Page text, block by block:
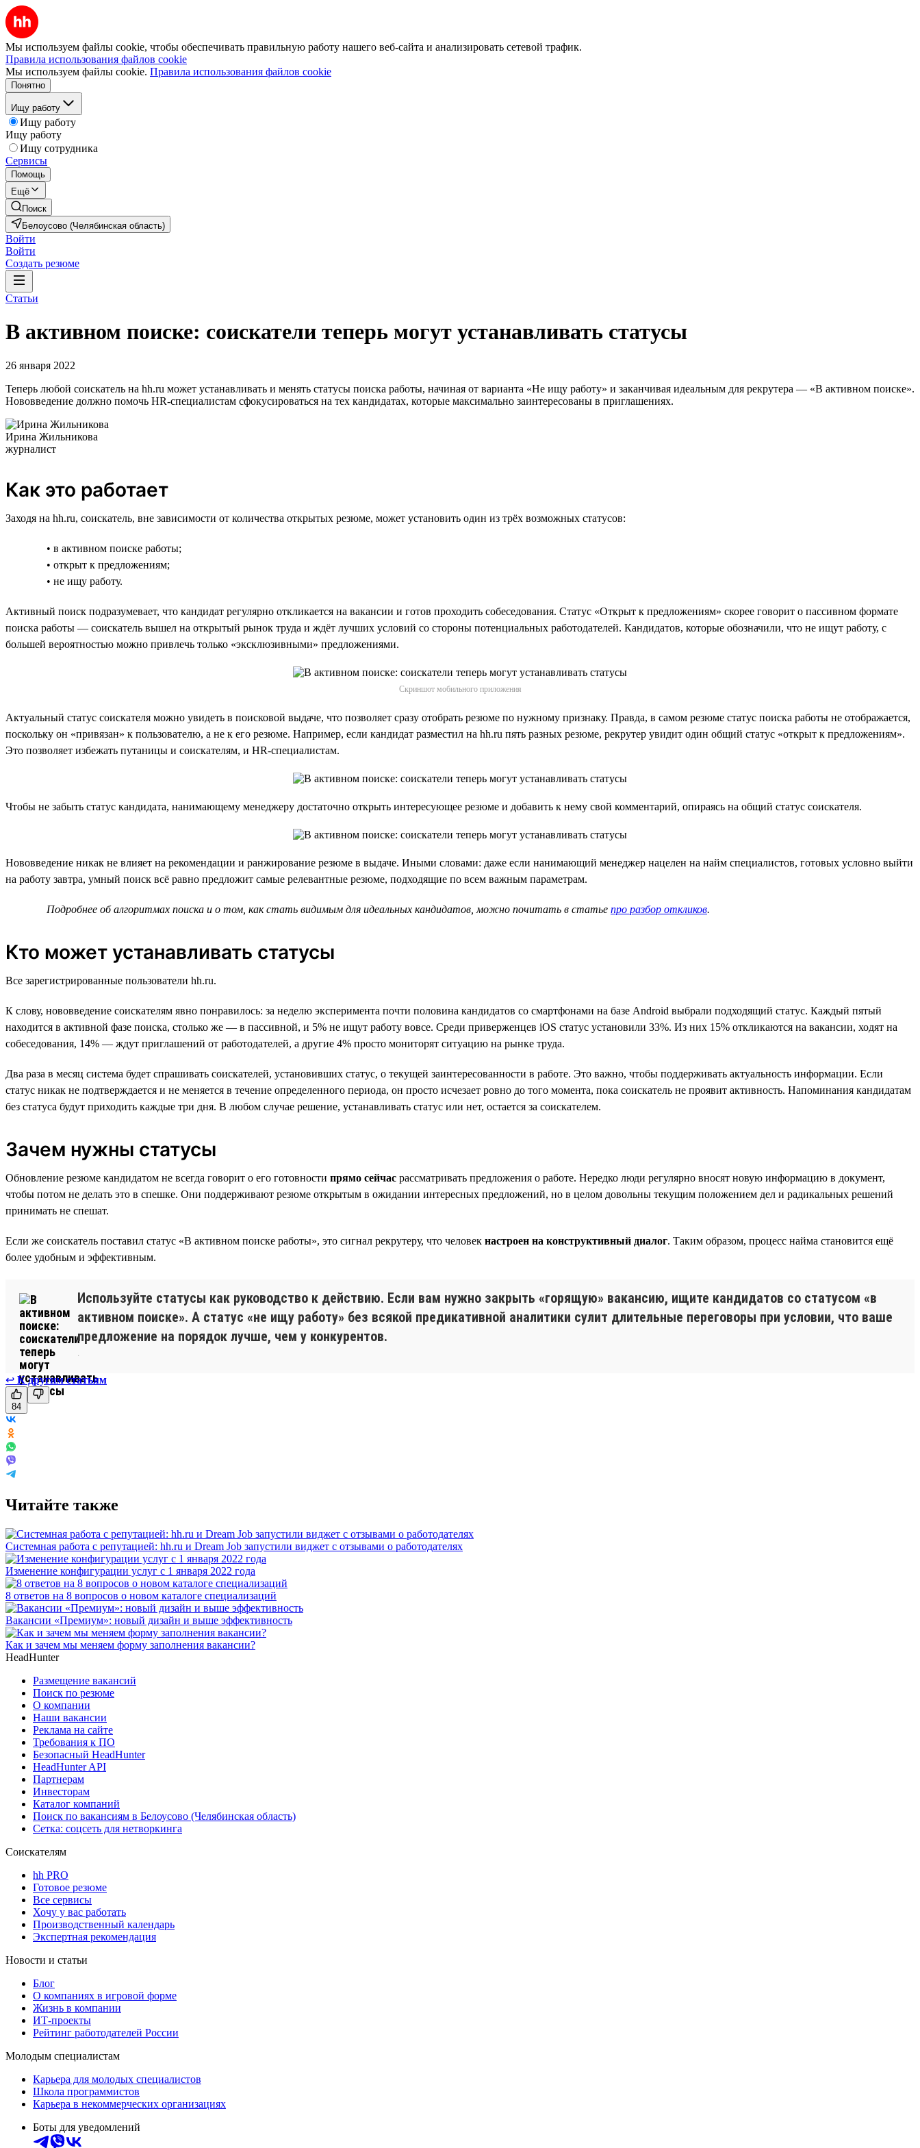
Мы используем файлы cookie, чтобы обеспечивать правильную работу нашего веб-сайта и анализировать сетевой трафик.
Правила использования файлов cookie
Мы используем файлы cookie. Правила использования файлов cookie
Понятно
Ищу работу
Ищу работу
Ищу работу
Ищу сотрудника
Сервисы
Помощь
Ещё
Поиск
Белоусово (Челябинская область)
Войти
Войти
Создать резюме
Статьи
В активном поиске: соискатели теперь могут устанавливать статусы
26 января 2022
Теперь любой соискатель на hh.ru может устанавливать и менять статусы поиска работы, начиная от варианта «Не ищу работу» и заканчивая идеальным для рекрутера — «В активном поиске».
Нововведение должно помочь HR-специалистам сфокусироваться на тех кандидатах, которые максимально заинтересованы в приглашениях.
Ирина Жильникова
журналист
Как это работает
Заходя на hh.ru, соискатель, вне зависимости от количества открытых резюме, может установить один из трёх возможных статусов:
• в активном поиске работы;
• открыт к предложениям;
• не ищу работу.
Активный поиск подразумевает, что кандидат регулярно откликается на вакансии и готов проходить собеседования. Статус «Открыт к предложениям» скорее говорит о пассивном формате
поиска работы — соискатель вышел на открытый рынок труда и ждёт лучших условий со стороны потенциальных работодателей. Кандидатов, которые обозначили, что не ищут работу, с
большей вероятностью можно привлечь только «эксклюзивными» предложениями.
Скриншот мобильного приложения
Актуальный статус соискателя можно увидеть в поисковой выдаче, что позволяет сразу отобрать резюме по нужному признаку. Правда, в самом резюме статус поиска работы не отображается,
поскольку он «привязан» к пользователю, а не к его резюме. Например, если кандидат разместил на hh.ru пять разных резюме, рекрутер увидит один общий статус «открыт к предложениям».
Это позволяет избежать путаницы и соискателям, и HR-специалистам.
Чтобы не забыть статус кандидата, нанимающему менеджеру достаточно открыть интересующее резюме и добавить к нему свой комментарий, опираясь на общий статус соискателя.
Нововведение никак не влияет на рекомендации и ранжирование резюме в выдаче. Иными словами: даже если нанимающий менеджер нацелен на найм специалистов, готовых условно выйти
на работу завтра, умный поиск всё равно предложит самые релевантные резюме, подходящие по всем важным параметрам.
Подробнее об алгоритмах поиска и о том, как стать видимым для идеальных кандидатов, можно почитать в статье про разбор откликов.
Кто может устанавливать статусы
Все зарегистрированные пользователи hh.ru.
К слову, нововведение соискателям явно понравилось: за неделю эксперимента почти половина кандидатов со смартфонами на базе Android выбрали подходящий статус. Каждый пятый
находится в активной фазе поиска, столько же — в пассивной, и 5% не ищут работу вовсе. Среди приверженцев iOS статус установили 33%. Из них 15% откликаются на вакансии, ходят на
собеседования, 14% — ждут приглашений от работодателей, а другие 4% просто мониторят ситуацию на рынке труда.
Два раза в месяц система будет спрашивать соискателей, установивших статус, о текущей заинтересованности в работе. Это важно, чтобы поддерживать актуальность информации. Если
статус никак не подтверждается и не меняется в течение определенного периода, он просто исчезает ровно до того момента, пока соискатель не проявит активность. Напоминания кандидатам
без статуса будут приходить каждые три дня. В любом случае решение, устанавливать статус или нет, остается за соискателем.
Зачем нужны статусы
Обновление резюме кандидатом не всегда говорит о его готовности прямо сейчас рассматривать предложения о работе. Нередко люди регулярно вносят новую информацию в документ,
чтобы потом не делать это в спешке. Они поддерживают резюме открытым в ожидании интересных предложений, но в целом довольны текущим положением дел и радикальных решений
принимать не спешат.
Если же соискатель поставил статус «В активном поиске работы», это сигнал рекрутеру, что человек настроен на конструктивный диалог. Таким образом, процесс найма становится ещё
более удобным и эффективным.
Используйте статусы как руководство к действию. Если вам нужно закрыть «горящую» вакансию, ищите кандидатов со статусом «в
активном поиске». А статус «не ищу работу» без всякой предикативной аналитики сулит длительные переговоры при условии, что ваше
предложение на порядок лучше, чем у конкурентов.
.
↩ К другим статьям
84
Читайте также
Системная работа с репутацией: hh.ru и Dream Job запустили виджет с отзывами о работодателях
Изменение конфигурации услуг с 1 января 2022 года
8 ответов на 8 вопросов о новом каталоге специализаций
Вакансии «Премиум»: новый дизайн и выше эффективность
Как и зачем мы меняем форму заполнения вакансии?
HeadHunter
Размещение вакансий
Поиск по резюме
О компании
Наши вакансии
Реклама на сайте
Требования к ПО
Безопасный HeadHunter
HeadHunter API
Партнерам
Инвесторам
Каталог компаний
Поиск по вакансиям в Белоусово (Челябинская область)
Сетка: соцсеть для нетворкинга
Соискателям
hh PRO
Готовое резюме
Все сервисы
Хочу у вас работать
Производственный календарь
Экспертная рекомендация
Новости и статьи
Блог
О компаниях в игровой форме
Жизнь в компании
ИТ-проекты
Рейтинг работодателей России
Молодым специалистам
Карьера для молодых специалистов
Школа программистов
Карьера в некоммерческих организациях
Боты для уведомлений